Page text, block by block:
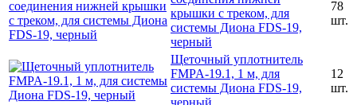
крышки с треком, для
системы Диона FDS-19,
черный
78
шт.
Щеточный уплотнитель
FMPA-19.1, 1 м, для
системы Диона FDS-19,
12
шт.